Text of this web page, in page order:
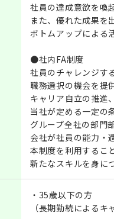
社員の達成意欲を喚
また、優れた成果を
ボトムアップによる
●社内FA制度
社員のチャレンジす
職務選択の機会を提
キャリア自立の推進
当社が定める一定の
グループ全社の部門
会社が社員の能力・
本制度を利用するこ
新たなスキルを身に
・35歳以下の方
（長期勤続による